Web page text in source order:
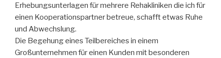
Erhebungsunterlagen für mehrere Rehakliniken die ich für
einen Kooperationspartner betreue, schafft etwas Ruhe
und Abwechslung.
Die Begehung eines Teilbereiches in einem
Großunternehmen für einen Kunden mit besonderen